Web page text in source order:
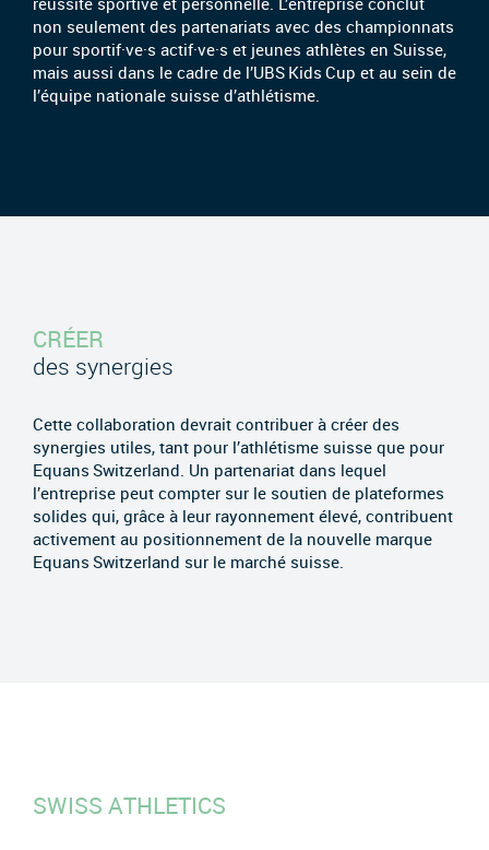
non seulement des partenariats avec des championnats
pour sportif·ve·s actif·ve·s et jeunes athlètes en Suisse,
mais aussi dans le cadre de l’UBS Kids Cup et au sein de
l’équipe nationale suisse d’athlétisme.
CRÉER
des synergies
Cette collaboration devrait contribuer à créer des
synergies utiles, tant pour l’athlétisme suisse que pour
Equans Switzerland. Un partenariat dans lequel
l’entreprise peut compter sur le soutien de plateformes
solides qui, grâce à leur rayonnement élevé, contribuent
activement au positionnement de la nouvelle marque
Equans Switzerland sur le marché suisse.
SWISS ATHLETICS